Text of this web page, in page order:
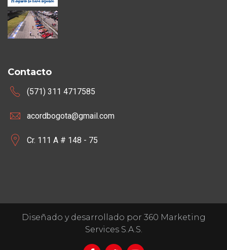
Contacto
(571) 311 4717585
acordbogota@gmail.com
Cr. 111 A # 148 - 75
Diseñado y desarrollado por 360 Marketing
Services S.A.S.